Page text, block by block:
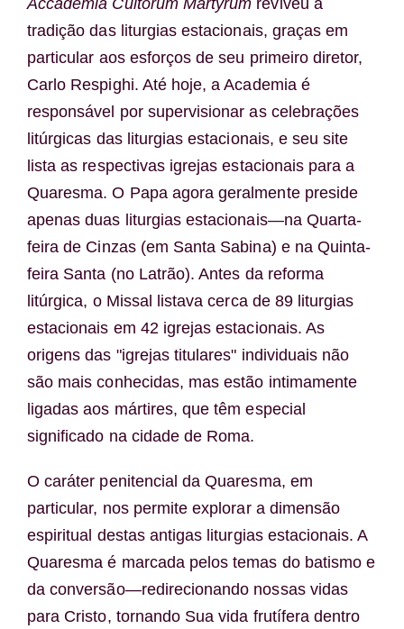
tradição das liturgias estacionais, graças em
particular aos esforços de seu primeiro diretor,
Carlo Respighi. Até hoje, a Academia é
responsável por supervisionar as celebrações
litúrgicas das liturgias estacionais, e seu site
lista as respectivas igrejas estacionais para a
Quaresma. O Papa agora geralmente preside
apenas duas liturgias estacionais—na Quarta-
feira de Cinzas (em Santa Sabina) e na Quinta-
feira Santa (no Latrão). Antes da reforma
litúrgica, o Missal listava cerca de 89 liturgias
estacionais em 42 igrejas estacionais. As
origens das "igrejas titulares" individuais não
são mais conhecidas, mas estão intimamente
ligadas aos mártires, que têm especial
significado na cidade de Roma.
O caráter penitencial da Quaresma, em
particular, nos permite explorar a dimensão
espiritual destas antigas liturgias estacionais. A
Quaresma é marcada pelos temas do batismo e
da conversão—redirecionando nossas vidas
para Cristo, tornando Sua vida frutífera dentro